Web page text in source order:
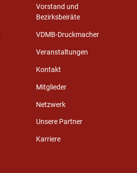
Vorstand und
Bezirksbeiräte
VDMB-Druckmacher
Veranstaltungen
Kontakt
Mitglieder
Netzwerk
Unsere Partner
Karriere